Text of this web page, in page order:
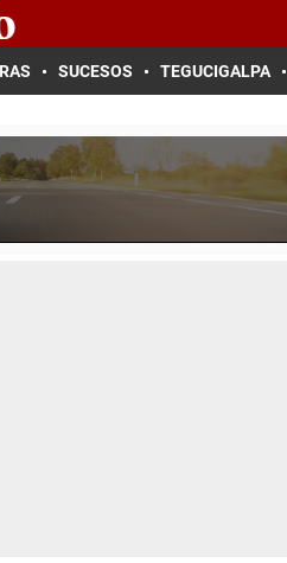
SUCESOS TEGUCIGALPA